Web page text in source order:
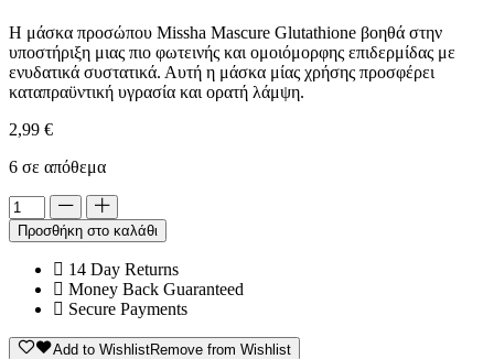
Η μάσκα προσώπου Missha Mascure Glutathione βοηθά στην
υποστήριξη μιας πιο φωτεινής και ομοιόμορφης επιδερμίδας με
ενυδατικά συστατικά. Αυτή η μάσκα μίας χρήσης προσφέρει
καταπραϋντική υγρασία και ορατή λάμψη.
2,99 €
6 σε απόθεμα
Προσθήκη στο καλάθι
14 Day Returns
Money Back Guaranteed
Secure Payments
Add to WishlistRemove from Wishlist